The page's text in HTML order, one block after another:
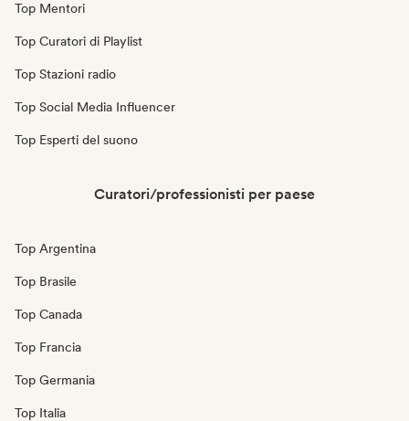
Top Mentori
Top Curatori di Playlist
Top Stazioni radio
Top Social Media Influencer
Top Esperti del suono
Curatori/professionisti per paese
Top Argentina
Top Brasile
Top Canada
Top Francia
Top Germania
Top Italia